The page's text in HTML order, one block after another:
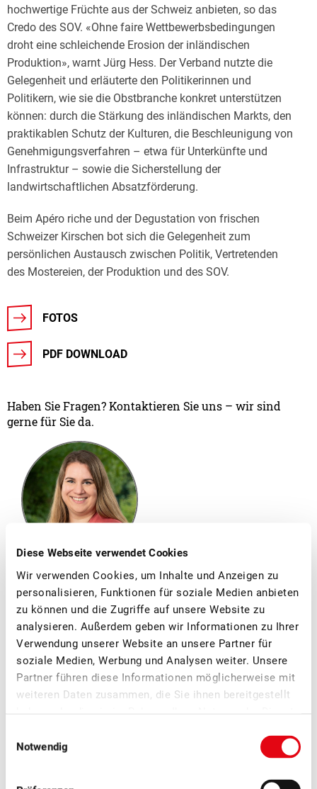
Diese Webseite verwendet Cookies
Wir verwenden Cookies, um Inhalte und Anzeigen zu
personalisieren, Funktionen für soziale Medien anbieten
zu können und die Zugriffe auf unsere Website zu
analysieren. Außerdem geben wir Informationen zu Ihrer
Verwendung unserer Website an unsere Partner für
soziale Medien, Werbung und Analysen weiter. Unsere
Partner führen diese Informationen möglicherweise mit
weiteren Daten zusammen, die Sie ihnen bereitgestellt
Notwendig
hochwertige Früchte aus der Schweiz anbieten, so das
Credo des SOV. «Ohne faire Wettbewerbsbedingungen
droht eine schleichende Erosion der inländischen
Produktion», warnt Jürg Hess. Der Verband nutzte die
Gelegenheit und erläuterte den Politikerinnen und
Politikern, wie sie die Obstbranche konkret unterstützen
können: durch die Stärkung des inländischen Markts, den
praktikablen Schutz der Kulturen, die Beschleunigung von
Genehmigungsverfahren – etwa für Unterkünfte und
Infrastruktur – sowie die Sicherstellung der
landwirtschaftlichen Absatzförderung.
Beim Apéro riche und der Degustation von frischen
Schweizer Kirschen bot sich die Gelegenheit zum
persönlichen Austausch zwischen Politik, Vertretenden
des Mostereien, der Produktion und des SOV.
FOTOS
PDF DOWNLOAD
Haben Sie Fragen? Kontaktieren Sie uns – wir sind
gerne für Sie da.
Chantale Meyer
Abteilungsleiterin
Marketing/Kommunikation
Weitere News